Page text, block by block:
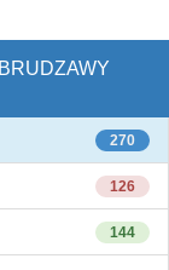
270
126
144